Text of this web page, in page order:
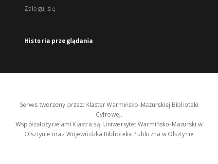
Zaloguj się
Historia przeglądania
Serwis tworzony przez: Klaster Warmińsko-Mazurskiej Biblioteki
Cyfrowej.
Współzałożycielami Klastra są: Uniwersytet Warmińsko-Mazurski w
Olsztynie oraz Wojewódzka Biblioteka Publiczna w Olsztynie